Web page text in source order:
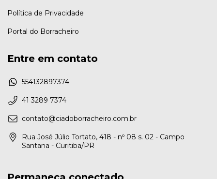
Política de Privacidade
Portal do Borracheiro
Entre em contato
554132897374
41 3289 7374
contato@ciadoborracheiro.com.br
Rua José Júlio Tortato, 418 - nº 08 s. 02 - Campo
Santana - Curitiba/PR